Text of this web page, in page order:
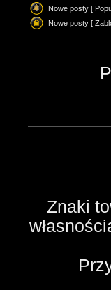
Nowe posty [
Nowe posty [
Znaki